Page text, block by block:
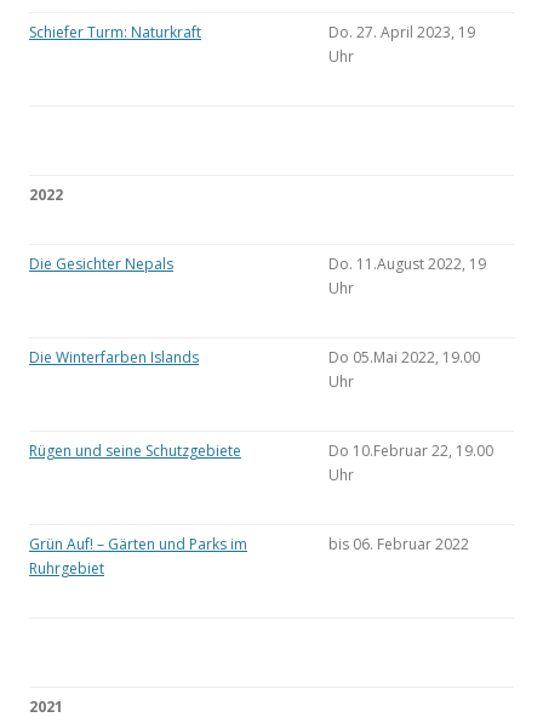
Schiefer Turm: Naturkraft
Do. 27. April 2023, 19
Uhr
2022
Die Gesichter Nepals
Do. 11.August 2022, 19
Uhr
Die Winterfarben Islands
Do 05.Mai 2022, 19.00
Uhr
Rügen und seine Schutzgebiete
Do 10.Februar 22, 19.00
Uhr
Grün Auf! – Gärten und Parks im
Ruhrgebiet
bis 06. Februar 2022
2021